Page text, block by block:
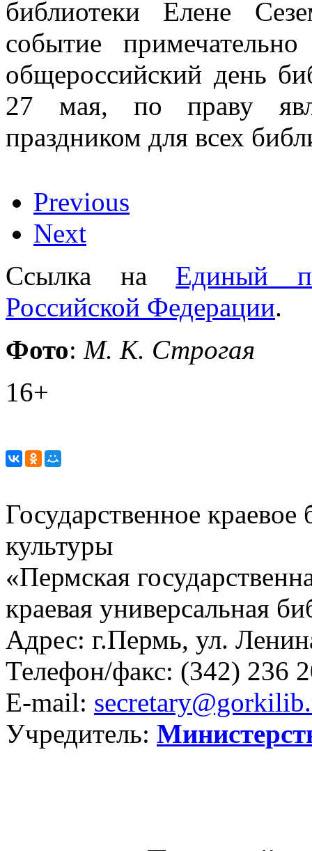
библиотеки Елене
событие
общероссийский день
27 мая, по праву
праздником для всех
Previous
Next
Ссылка на Единый
Российской Федерации.
Фото: М. К. Строгая
16+
Государственное
культуры
«Пермская
краевая универсальная
Адрес: г.Пермь, ул.
Телефон/факс: (342) 236
E-mail:
Учредитель: